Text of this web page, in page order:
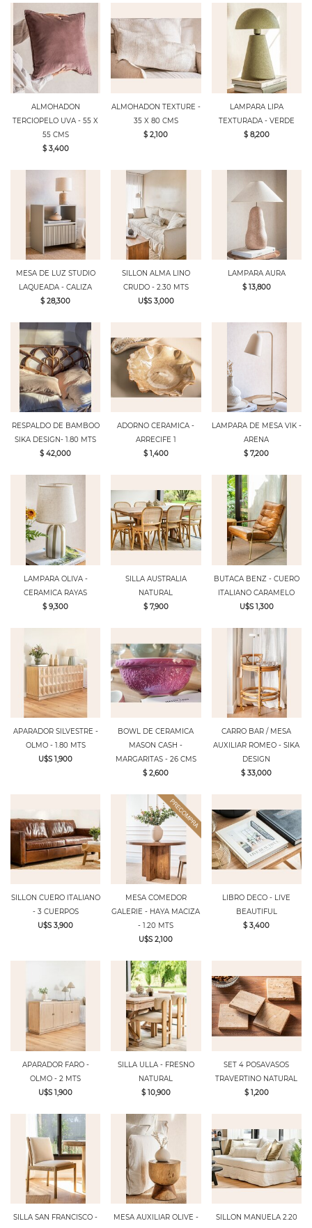
ALMOHADON
TERCIOPELO UVA - 55 X
55 CMS
$ 3,400
ALMOHADON TEXTURE -
35 X 80 CMS
$ 2,100
LAMPARA LIPA
TEXTURADA - VERDE
$ 8,200
MESA DE LUZ STUDIO
LAQUEADA - CALIZA
$ 28,300
SILLON ALMA LINO
CRUDO - 2.30 MTS
U$S 3,000
LAMPARA AURA
$ 13,800
RESPALDO DE BAMBOO
SIKA DESIGN- 1.80 MTS
$ 42,000
ADORNO CERAMICA -
ARRECIFE 1
$ 1,400
LAMPARA DE MESA VIK -
ARENA
$ 7,200
LAMPARA OLIVA -
CERAMICA RAYAS
$ 9,300
SILLA AUSTRALIA
NATURAL
$ 7,900
BUTACA BENZ - CUERO
ITALIANO CARAMELO
U$S 1,300
APARADOR SILVESTRE -
OLMO - 1.80 MTS
U$S 1,900
BOWL DE CERAMICA
MASON CASH -
MARGARITAS - 26 CMS
$ 2,600
CARRO BAR / MESA
AUXILIAR ROMEO - SIKA
DESIGN
$ 33,000
SILLON CUERO ITALIANO
- 3 CUERPOS
U$S 3,900
MESA COMEDOR
GALERIE - HAYA MACIZA
- 1.20 MTS
U$S 2,100
LIBRO DECO - LIVE
BEAUTIFUL
$ 3,400
APARADOR FARO -
OLMO - 2 MTS
U$S 1,900
SILLA ULLA - FRESNO
NATURAL
$ 10,900
SET 4 POSAVASOS
TRAVERTINO NATURAL
$ 1,200
SILLA SAN FRANCISCO -
MESA AUXILIAR OLIVE -
SILLON MANUELA 2.20